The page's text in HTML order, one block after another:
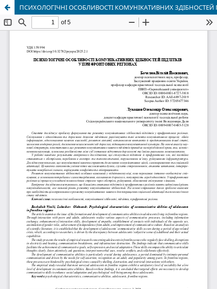
ПСИХОЛОГІЧНІ ОСОБЛИВОСТІ КОМУНІКАТИВНИХ ЗДІБНОСТЕЙ